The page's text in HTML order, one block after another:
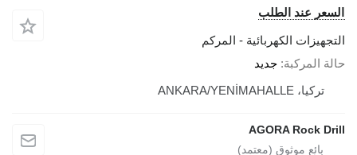
السعر عند الطلب
التجهيزات الكهربائية - المركم
حالة المركبة جديد
تركيا، ANKARA/YENİMAHALLE
AGORA Rock Drill